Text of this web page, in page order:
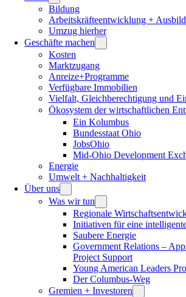
Bildung
Arbeitskräfteentwicklung +
Umzug hierher
Geschäfte machen
Kosten
Marktzugang
Anreize+Programme
Verfügbare Immobilien
Vielfalt, Gleichberechtigung und
Ökosystem der wirtschaftlichen
Ein Kolumbus
Bundesstaat Ohio
JobsOhio
Mid-Ohio Development
Energie
Umwelt + Nachhaltigkeit
Über uns
Was wir tun
Regionale
Initiativen für eine
Saubere Energie
Government Relations –
Project Support
Young American Leaders
Der Columbus-Weg
Gremien + Investoren